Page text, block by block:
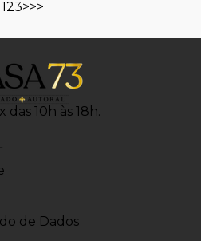
123>>>
das 10h às 18h.
de Dados